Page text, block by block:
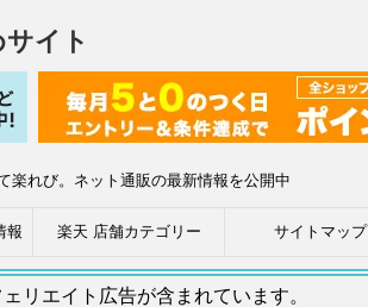
イト
楽れび。ネット通販の最新情報を公開中
報 楽天 店舗カテゴリー サイトマップ
リエイト広告が含まれています。